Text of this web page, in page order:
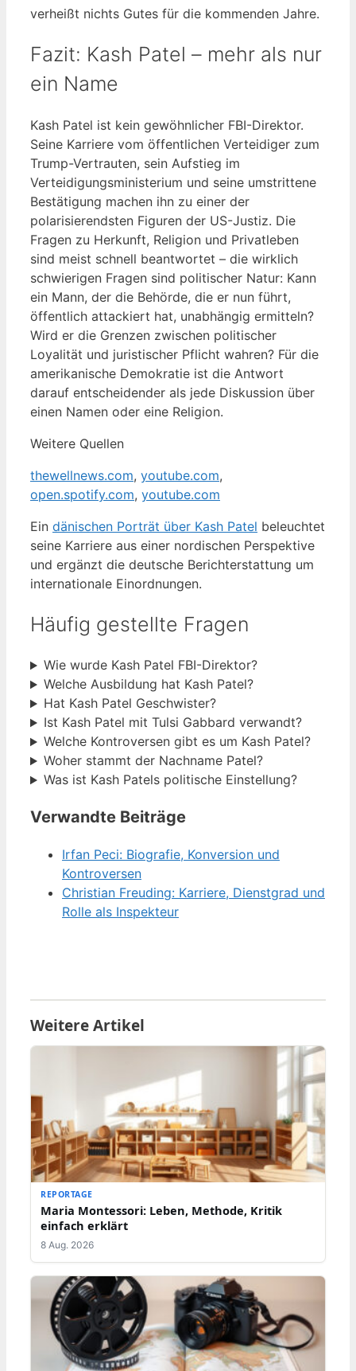
verheißt nichts Gutes für die kommenden Jahre.
Fazit: Kash Patel – mehr als nur
ein Name
Kash Patel ist kein gewöhnlicher FBI-Direktor.
Seine Karriere vom öffentlichen Verteidiger zum
Trump-Vertrauten, sein Aufstieg im
Verteidigungsministerium und seine umstrittene
Bestätigung machen ihn zu einer der
polarisierendsten Figuren der US-Justiz. Die
Fragen zu Herkunft, Religion und Privatleben
sind meist schnell beantwortet – die wirklich
schwierigen Fragen sind politischer Natur: Kann
ein Mann, der die Behörde, die er nun führt,
öffentlich attackiert hat, unabhängig ermitteln?
Wird er die Grenzen zwischen politischer
Loyalität und juristischer Pflicht wahren? Für die
amerikanische Demokratie ist die Antwort
darauf entscheidender als jede Diskussion über
einen Namen oder eine Religion.
Weitere Quellen
thewellnews.com, youtube.com,
open.spotify.com, youtube.com
Ein dänischen Porträt über Kash Patel beleuchtet
seine Karriere aus einer nordischen Perspektive
und ergänzt die deutsche Berichterstattung um
internationale Einordnungen.
Häufig gestellte Fragen
Wie wurde Kash Patel FBI-Direktor?
Welche Ausbildung hat Kash Patel?
Hat Kash Patel Geschwister?
Ist Kash Patel mit Tulsi Gabbard verwandt?
Welche Kontroversen gibt es um Kash Patel?
Woher stammt der Nachname Patel?
Was ist Kash Patels politische Einstellung?
Verwandte Beiträge
Irfan Peci: Biografie, Konversion und
Kontroversen
Christian Freuding: Karriere, Dienstgrad und
Rolle als Inspekteur
Weitere Artikel
REPORTAGE
Maria Montessori: Leben, Methode, Kritik
einfach erklärt
8 Aug. 2026